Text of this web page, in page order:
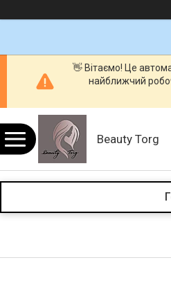
👋 Вітаємо! Це
найближчий
Beauty Torg